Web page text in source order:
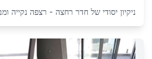
ניקיון יסודי של חדר רחצה - רצפה נקייה